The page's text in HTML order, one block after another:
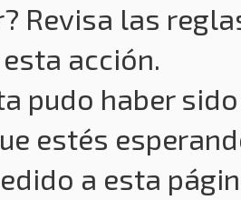
Revisa las
acción.
pudo haber
estés
a esta